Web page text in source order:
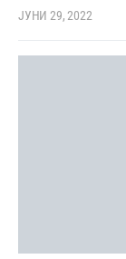
ЈУНИ 29, 2022